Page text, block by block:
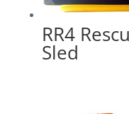
RR4
Sled